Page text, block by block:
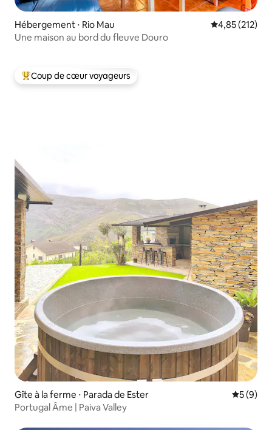
Hébergement ⋅ Rio Mau Évaluation
4,85 (212)
Une maison au bord du fleuve Douro
Coups de cœur voyageurs les plus appréciés
Coup de cœur voyageurs
Gîte à la ferme ⋅ Parada de Ester
5 (9)
Portugal Âme | Paiva Valley